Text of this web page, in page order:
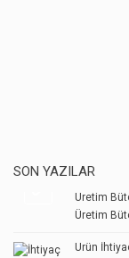
SON YAZILAR
Üretim
Üretim
Ürün